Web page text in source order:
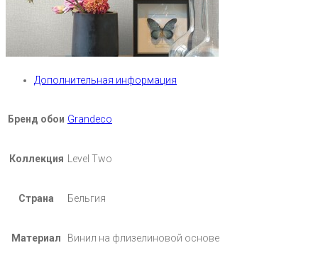
Дополнительная информация
Бренд обои Grandeco
Коллекция Level Two
Страна Бельгия
Материал Винил на флизелиновой основе